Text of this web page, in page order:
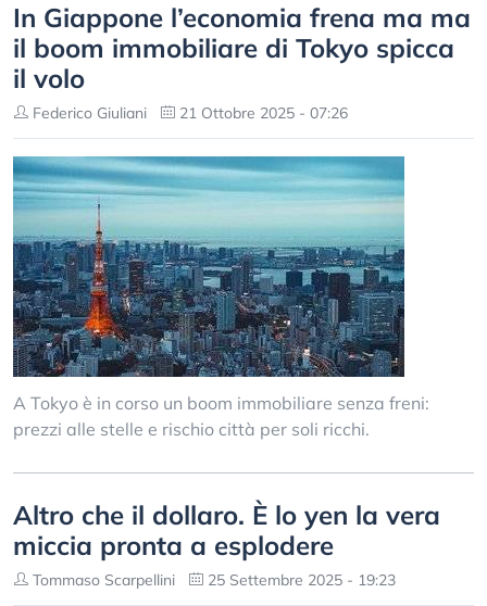
In Giappone l’economia frena ma ma
il boom immobiliare di Tokyo spicca
il volo
Federico Giuliani 21 Ottobre 2025 - 07:26
A Tokyo è in corso un boom immobiliare senza freni:
prezzi alle stelle e rischio città per soli ricchi.
Altro che il dollaro. È lo yen la vera
miccia pronta a esplodere
Tommaso Scarpellini 25 Settembre 2025 - 19:23